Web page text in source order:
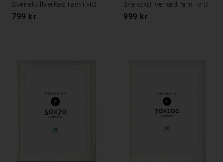
Svensktillverkad ram i vitt
799 kr
Svensktillverkad ram i vitt
999 kr